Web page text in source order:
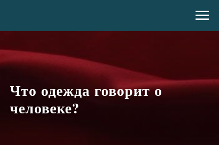
Что одежда говорит о
человеке?